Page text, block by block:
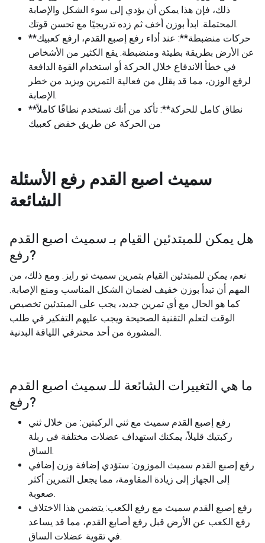
ذلك، فإن هذا يمكن أن يؤدي إلى سوء الشكل والإصابة
المحتملة. ابدأ بوزن أخف ثم زده تدريجيًا مع تحسن قوتك.
**حركات منضبطة**: عند أداء رفع إصبع القدم، ارفع كعبيك
عن الأرض بطريقة بطيئة ومنضبطة. يقع الكثير من الأشخاص
في خطأ الاندفاع خلال الحركة أو استخدام القوة الدافعة
لرفع الوزن، مما قد يقلل من فعالية التمرين ويزيد من خطر
الإصابة.
**نطاق كامل للحركة**: تأكد من أنك تستخدم نطاقًا كاملاً
من الحركة عن طريق خفض كعبيك
سميث اصبع القدم رفع الأسئلة
الشائعة
هل يمكن للمبتدئين القيام بـ سميث اصبع القدم
رفع?
نعم، يمكن للمبتدئين القيام بتمرين سميث تو رايز. ومع ذلك، من
المهم أن تبدأ بوزن خفيف لضمان الشكل المناسب ومنع الإصابة.
كما هو الحال مع أي تمرين جديد، يجب على المبتدئين تخصيص
الوقت لتعلم التقنية الصحيحة ويجب عليهم التفكير في طلب
المشورة من أحد محترفي اللياقة البدنية.
ما هي التغييرات الشائعة للـ سميث اصبع القدم
رفع?
رفع إصبع القدم سميث مع ثني الركبتين: من خلال ثني
ركبتيك قليلاً، يمكنك استهداف عضلات مختلفة في ربلة
الساق.
رفع إصبع القدم سميث الموزون: ستؤدي إضافة وزن إضافي
إلى الجهاز إلى زيادة المقاومة، مما يجعل التمرين أكثر
صعوبة.
رفع إصبع القدم سميث مع رفع الكعب: يتضمن هذا الاختلاف
رفع الكعب عن الأرض قبل رفع أصابع القدم، مما قد يساعد
في تقوية عضلات الساق.